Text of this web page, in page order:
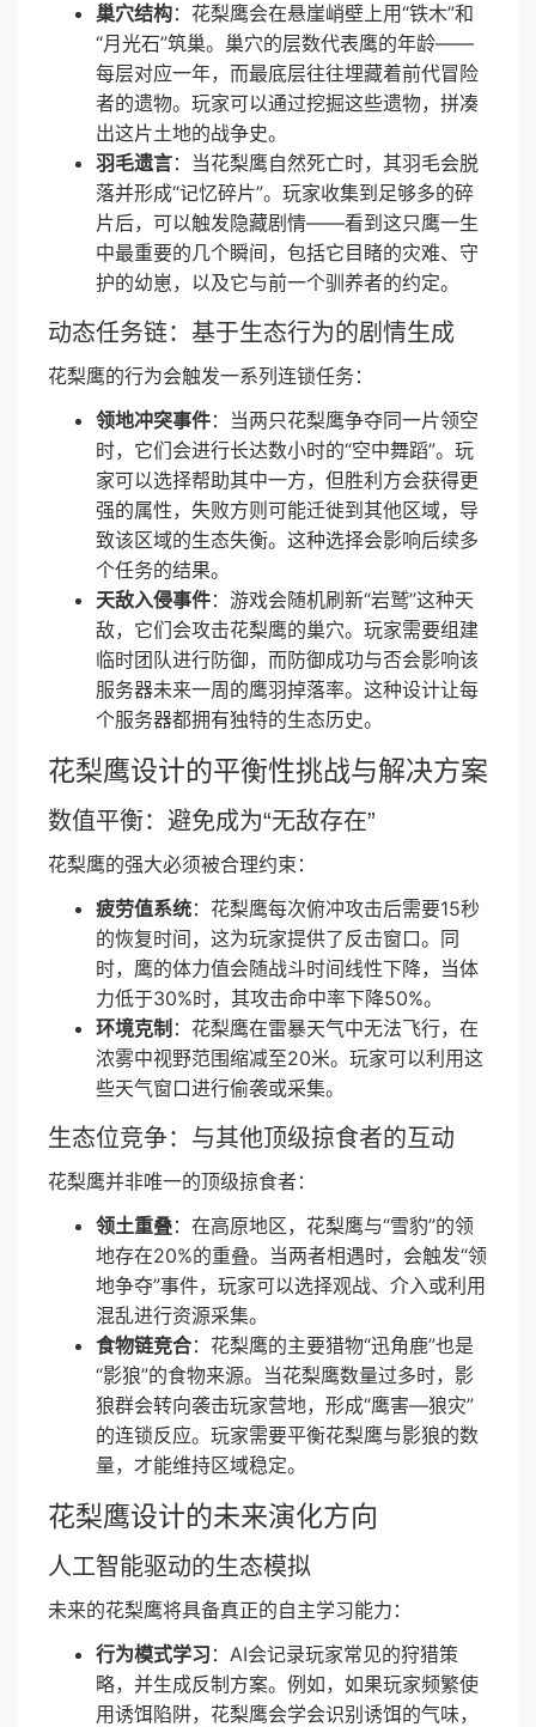
巢穴结构：花梨鹰会在悬崖峭壁上用“铁木”和
“月光石”筑巢。巢穴的层数代表鹰的年龄——
每层对应一年，而最底层往往埋藏着前代冒险
者的遗物。玩家可以通过挖掘这些遗物，拼凑
出这片土地的战争史。
羽毛遗言：当花梨鹰自然死亡时，其羽毛会脱
落并形成“记忆碎片”。玩家收集到足够多的碎
片后，可以触发隐藏剧情——看到这只鹰一生
中最重要的几个瞬间，包括它目睹的灾难、守
护的幼崽，以及它与前一个驯养者的约定。
动态任务链：基于生态行为的剧情生成
花梨鹰的行为会触发一系列连锁任务：
领地冲突事件：当两只花梨鹰争夺同一片领空
时，它们会进行长达数小时的“空中舞蹈”。玩
家可以选择帮助其中一方，但胜利方会获得更
强的属性，失败方则可能迁徙到其他区域，导
致该区域的生态失衡。这种选择会影响后续多
个任务的结果。
天敌入侵事件：游戏会随机刷新“岩鹫”这种天
敌，它们会攻击花梨鹰的巢穴。玩家需要组建
临时团队进行防御，而防御成功与否会影响该
服务器未来一周的鹰羽掉落率。这种设计让每
个服务器都拥有独特的生态历史。
花梨鹰设计的平衡性挑战与解决方案
数值平衡：避免成为“无敌存在”
花梨鹰的强大必须被合理约束：
疲劳值系统：花梨鹰每次俯冲攻击后需要15秒
的恢复时间，这为玩家提供了反击窗口。同
时，鹰的体力值会随战斗时间线性下降，当体
力低于30%时，其攻击命中率下降50%。
环境克制 ：花梨鹰在雷暴天气中无法飞行，在
浓雾中视野范围缩减至20米。玩家可以利用这
些天气窗口进行偷袭或采集。
生态位竞争：与其他顶级掠食者的互动
花梨鹰并非唯一的顶级掠食者：
领土重叠：在高原地区，花梨鹰与“雪豹”的领
地存在20%的重叠。当两者相遇时，会触发“领
地争夺”事件，玩家可以选择观战、介入或利用
混乱进行资源采集。
食物链竞合：花梨鹰的主要猎物“迅角鹿”也是
“影狼”的食物来源。当花梨鹰数量过多时，影
狼群会转向袭击玩家营地，形成“鹰害—狼灾”
的连锁反应。玩家需要平衡花梨鹰与影狼的数
量，才能维持区域稳定。
花梨鹰设计的未来演化方向
人工智能驱动的生态模拟
未来的花梨鹰将具备真正的自主学习能力：
行为模式学习 ：AI会记录玩家常见的狩猎策
略，并生成反制方案。例如，如果玩家频繁使
用诱饵陷阱，花梨鹰会学会识别诱饵的气味，